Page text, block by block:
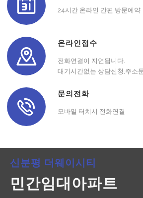
24시간 온라인 간편 방문예약
온라인접수
전화연결이 지연됩니다.
대기시간없는 상담신청,주소
문의전화
모바일 터치시 전화연결
신분평 더웨이시티
민간임대아파트